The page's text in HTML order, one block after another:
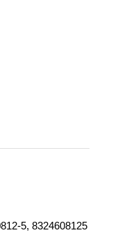
5, 8324608125